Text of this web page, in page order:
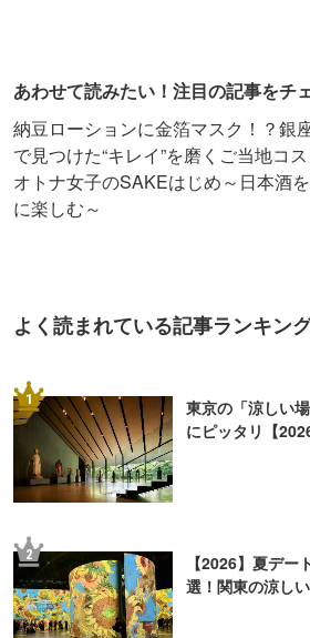
あわせて読みたい！注目の記事をチ
納豆ローションに金箔マスク！？銀
で見つけた“キレイ”を磨くご当地コ
オトナ女子のSAKEはじめ～日本酒
に楽しむ～
よく読まれている記事ランキン
1
東京の「涼しい
にピッタリ【
2
【2026】夏デー
選！関東の涼し